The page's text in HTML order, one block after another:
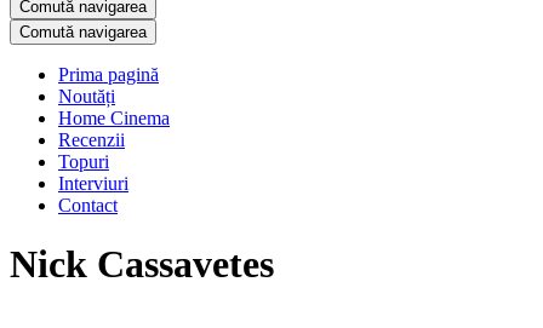
Comută navigarea
Comută navigarea
Prima pagină
Noutăți
Home Cinema
Recenzii
Topuri
Interviuri
Contact
Nick Cassavetes